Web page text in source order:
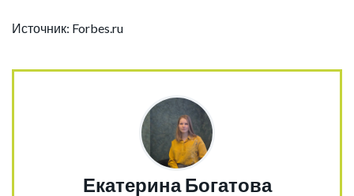
Источник: Forbes.ru
Екатерина Богатова